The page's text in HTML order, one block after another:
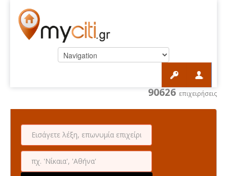
90626 επιχειρήσεις